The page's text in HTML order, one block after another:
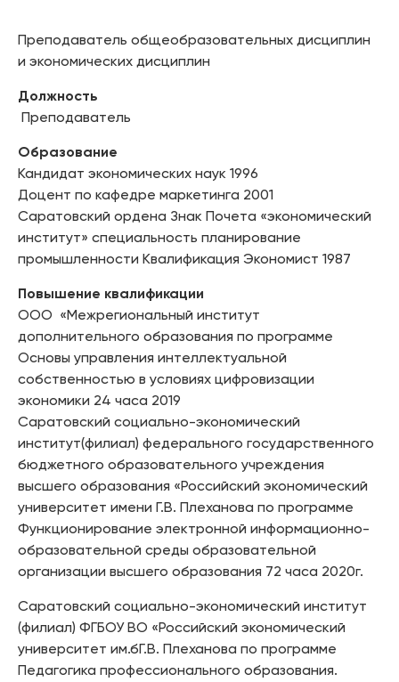
Преподаватель общеобразовательных дисциплин
и экономических дисциплин
Должность
Преподаватель
Образование
Кандидат экономических наук 1996
Доцент по кафедре маркетинга 2001
Саратовский ордена Знак Почета «экономический
институт» специальность планирование
промышленности Квалификация Экономист 1987
Повышение квалификации
ООО «Межрегиональный институт
дополнительного образования по программе
Основы управления интеллектуальной
собственностью в условиях цифровизации
экономики 24 часа 2019
Саратовский социально-экономический
институт(филиал) федерального государственного
бюджетного образовательного учреждения
высшего образования «Российский экономический
университет имени Г.В. Плеханова по программе
Функционирование электронной информационно-
образовательной среды образовательной
организации высшего образования 72 часа 2020г.
Саратовский социально-экономический институт
(филиал) ФГБОУ ВО «Российский экономический
университет им.бГ.В. Плеханова по программе
Педагогика профессионального образования.